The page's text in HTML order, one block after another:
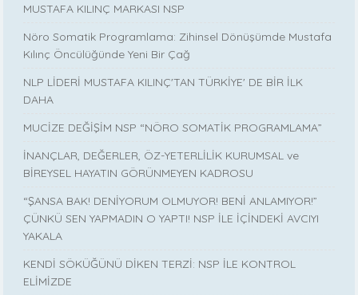
MUSTAFA KILINÇ MARKASI NSP
Nöro Somatik Programlama: Zihinsel Dönüşümde Mustafa
Kılınç Öncülüğünde Yeni Bir Çağ
NLP LİDERİ MUSTAFA KILINÇ'TAN TÜRKİYE' DE BİR İLK
DAHA
MUCİZE DEĞİŞİM NSP “NÖRO SOMATİK PROGRAMLAMA”
İNANÇLAR, DEĞERLER, ÖZ-YETERLİLİK KURUMSAL ve
BİREYSEL HAYATIN GÖRÜNMEYEN KADROSU
“ŞANSA BAK! DENİYORUM OLMUYOR! BENİ ANLAMIYOR!”
ÇÜNKÜ SEN YAPMADIN O YAPTI! NSP İLE İÇİNDEKİ AVCIYI
YAKALA
KENDİ SÖKÜĞÜNÜ DİKEN TERZİ: NSP İLE KONTROL
ELİMİZDE